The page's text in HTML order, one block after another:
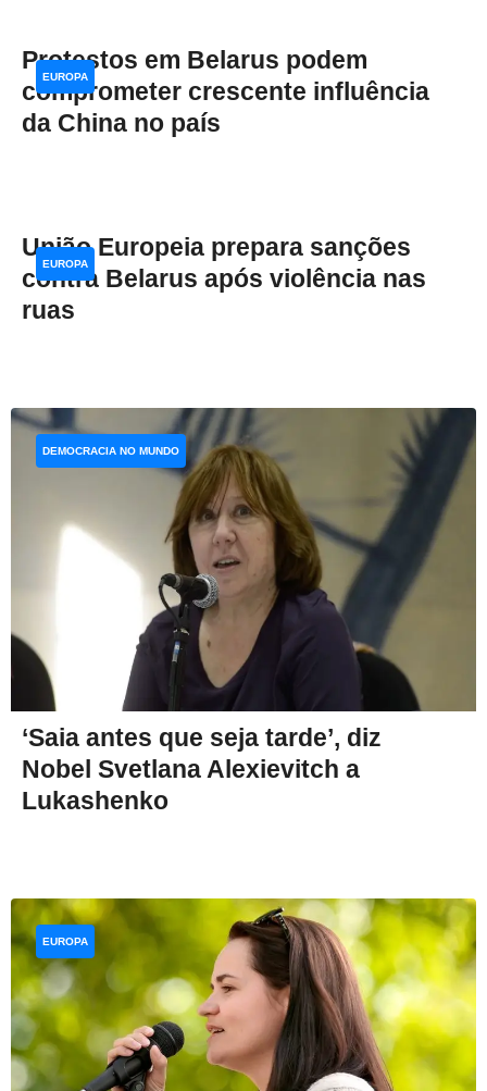
Protestos em Belarus podem
comprometer crescente influência
da China no país
EUROPA
União Europeia prepara sanções
contra Belarus após violência nas
ruas
EUROPA
‘Saia antes que seja tarde’, diz
Nobel Svetlana Alexievitch a
Lukashenko
DEMOCRACIA NO MUNDO
EUROPA